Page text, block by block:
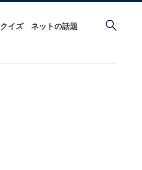
クイズ ネットの話題